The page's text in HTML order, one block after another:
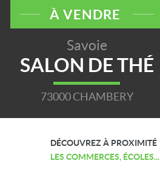
À VENDRE
Savoie
SALON DE THÉ
73000 CHAMBERY
DÉCOUVREZ À PROXIMITÉ
LES COMMERCES, ÉCOLES...